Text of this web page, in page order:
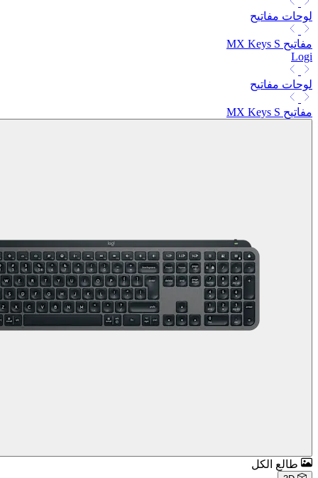
لوحات مفاتيح
مفاتيح MX Keys S
Logi
لوحات مفاتيح
مفاتيح MX Keys S
طالع الكل